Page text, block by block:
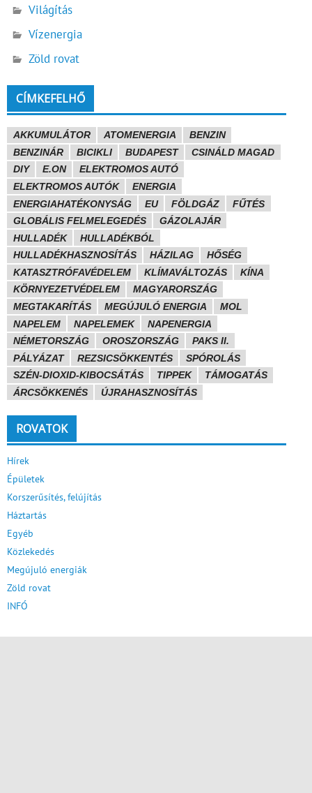
Világítás
Vízenergia
Zöld rovat
CÍMKEFELHŐ
AKKUMULÁTOR ATOMENERGIA
BENZIN
BENZINÁR
BICIKLI BUDAPEST
CSINÁLD MAGAD
DIY
E.ON
ELEKTROMOS AUTÓ
ELEKTROMOS AUTÓK
ENERGIA
ENERGIAHATÉKONYSÁG
EU FÖLDGÁZ
FŰTÉS
GLOBÁLIS FELMELEGEDÉS
GÁZOLAJÁR
HULLADÉK
HULLADÉKBÓL
HULLADÉKHASZNOSÍTÁS
HÁZILAG
HŐSÉG
KATASZTRÓFAVÉDELEM
KLÍMAVÁLTOZÁS
KÍNA
KÖRNYEZETVÉDELEM
MAGYARORSZÁG
MEGTAKARÍTÁS
MEGÚJULÓ ENERGIA
MOL
NAPELEM
NAPELEMEK
NAPENERGIA
NÉMETORSZÁG
OROSZORSZÁG
PAKS II.
PÁLYÁZAT
REZSICSÖKKENTÉS
SPÓROLÁS
SZÉN-DIOXID-KIBOCSÁTÁS
TIPPEK
TÁMOGATÁS
ÁRCSÖKKENÉS
ÚJRAHASZNOSÍTÁS
ROVATOK
Hírek
Épületek
Korszerűsítés, felújítás
Háztartás
Egyéb
Közlekedés
Megújuló energiák
Zöld rovat
INFÓ